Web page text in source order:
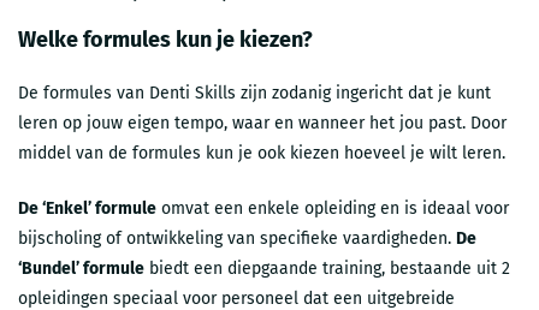
Welke formules kun je kiezen?
De formules van Denti Skills zijn zodanig ingericht dat je kunt
leren op jouw eigen tempo, waar en wanneer het jou past. Door
middel van de formules kun je ook kiezen hoeveel je wilt leren.
De ‘Enkel’ formule omvat een enkele opleiding en is ideaal voor
bijscholing of ontwikkeling van specifieke vaardigheden. De
‘Bundel’ formule biedt een diepgaande training, bestaande uit 2
opleidingen speciaal voor personeel dat een uitgebreide